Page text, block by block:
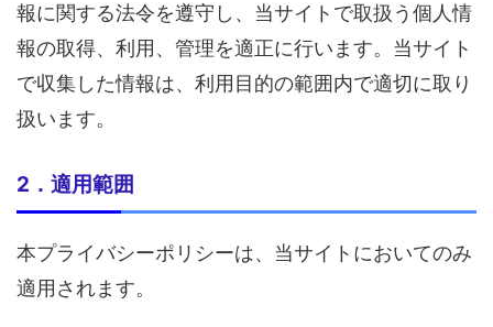
報に関する法令を遵守し、当サイトで取扱う個人情
報の取得、利用、管理を適正に行います。当サイト
で収集した情報は、利用目的の範囲内で適切に取り
扱います。
2．適用範囲
本プライバシーポリシーは、当サイトにおいてのみ
適用されます。